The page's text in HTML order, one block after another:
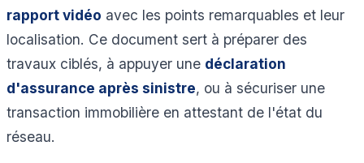
rapport vidéo avec les points remarquables et leur
localisation. Ce document sert à préparer des
travaux ciblés, à appuyer une déclaration
d'assurance après sinistre, ou à sécuriser une
transaction immobilière en attestant de l'état du
réseau.